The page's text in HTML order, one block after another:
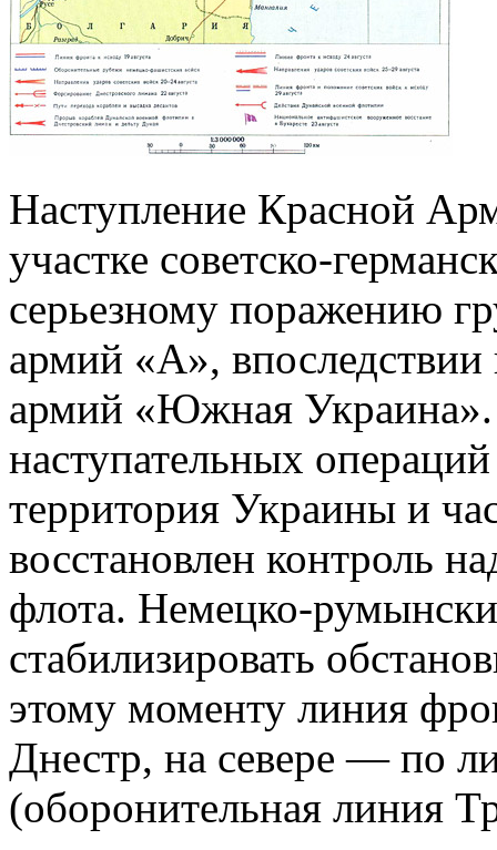
Наступление Красной
участке советско-
серьезному поражению
армий «А»,
армий «Южная
наступательных
территория Украины и
восстановлен контроль
флота. Немецко-
стабилизировать
этому моменту линия
Днестр, на севере — по
(оборонительная линия